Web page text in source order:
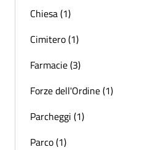
Chiesa (1)
Cimitero (1)
Farmacie (3)
Forze dell'Ordine (1)
Parcheggi (1)
Parco (1)